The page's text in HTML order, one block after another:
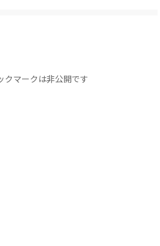
クマークは非公開です